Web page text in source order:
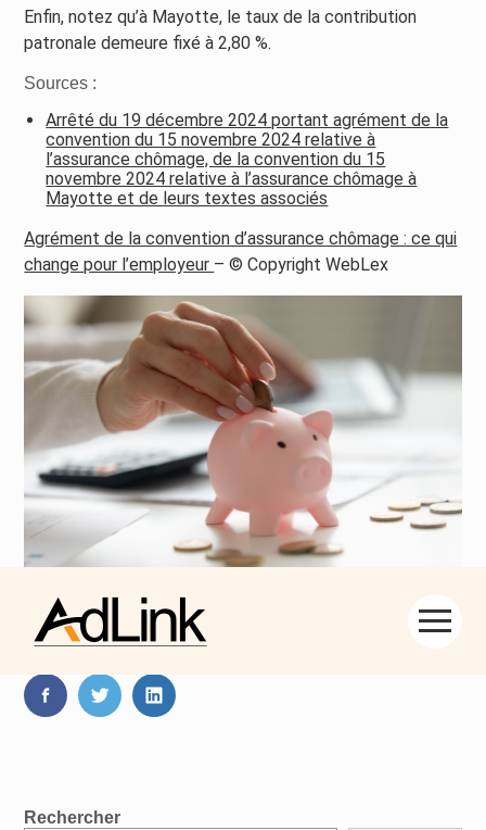
Aller
au
Enfin, notez qu’à Mayotte, le taux de la contribution
patronale demeure fixé à 2,80 %.
Sources :
Arrêté du 19 décembre 2024 portant agrément de la
convention du 15 novembre 2024 relative à
l’assurance chômage, de la convention du 15
novembre 2024 relative à l’assurance chômage à
Mayotte et de leurs textes associés
Agrément de la convention d’assurance chômage : ce qui
change pour l’employeur – © Copyright WebLex
Partager :
FaceBookTwitterLinkedIn
Blog
Rechercher